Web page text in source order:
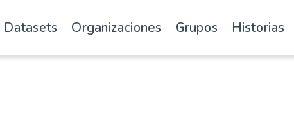
Datasets Organizaciones Grupos Historias